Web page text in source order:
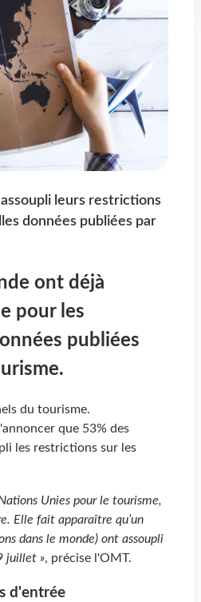
leurs restrictions
données publiées par
ont déjà
pour les
publiées
du tourisme.
que 53% des
les restrictions sur les
Unies pour le tourisme,
Elle fait apparaître qu’un
dans le monde) ont assoupli
juillet », précise l'OMT.
d'entrée